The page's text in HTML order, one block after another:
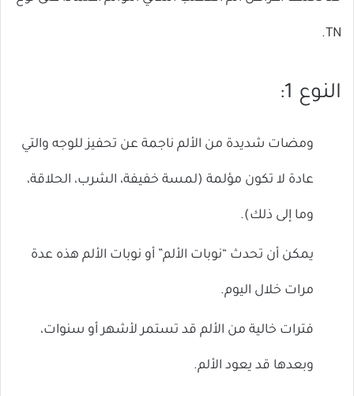
TN.
النوع 1:
ومضات شديدة من الألم ناجمة عن تحفيز للوجه والتي
عادة لا تكون مؤلمة (لمسة خفيفة، الشرب، الحلاقة،
وما إلى ذلك).
يمكن أن تحدث “نوبات الألم” أو نوبات الألم هذه عدة
مرات خلال اليوم.
فترات خالية من الألم قد تستمر لأشهر أو سنوات،
وبعدها قد يعود الألم.